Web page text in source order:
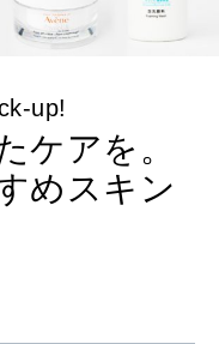
ッセージ
up!
ケアを。
めスキン